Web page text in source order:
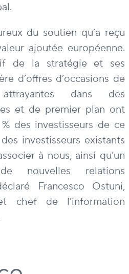
du soutien qu’a reçu
ajoutée européenne.
de la stratégie et ses
d’offres d’occasions de
attrayantes dans des
et de premier plan ont
des investisseurs de ce
investisseurs existants
à nous, ainsi qu’un
nouvelles relations
Francesco Ostuni,
chef de l’information